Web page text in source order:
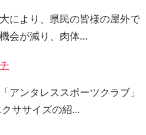
により、県民の皆様の屋外で
会が減り、肉体…
アンタレススポーツクラブ」
ササイズの紹…